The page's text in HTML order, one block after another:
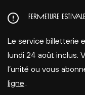
au
principal
FERMETURE ESTIVALE
Le service billetterie
lundi 24 août inclus.
l’unité ou vous
ligne